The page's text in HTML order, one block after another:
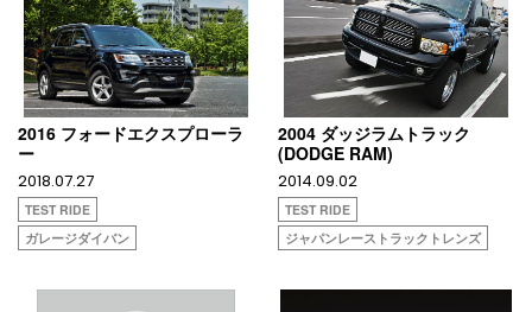
2016 フォードエクスプローラ
ー
2018.07.27
TEST RIDE
ガレージダイバン
2004 ダッジラムトラック
(DODGE RAM)
2014.09.02
TEST RIDE
ジャパンレーストラックトレンズ